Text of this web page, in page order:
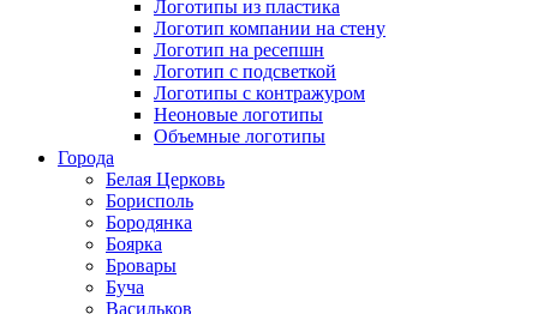
Логотипы из пластика
Логотип компании на стену
Логотип на ресепшн
Логотип с подсветкой
Логотипы с контражуром
Неоновые логотипы
Объемные логотипы
Города
Белая Церковь
Борисполь
Бородянка
Боярка
Бровары
Буча
Васильков